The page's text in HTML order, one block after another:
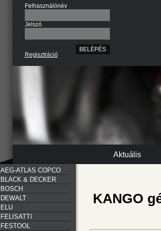
Felhasználónév
Jelszó
Regisztráció
Aktuális
AEG-ATLAS COPCO
BLACK & DECKER
BOSCH
DEWALT
ELU
FELISATTI
FESTOOL
KANGO